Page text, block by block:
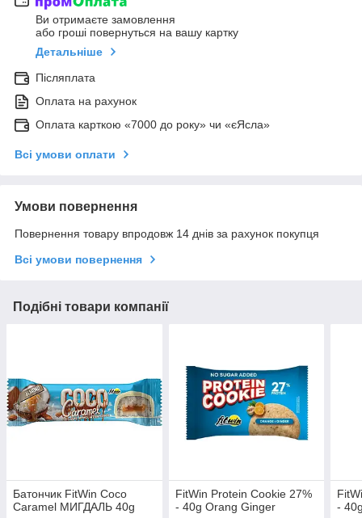
Ви отримаєте замовлення
або гроші повернуться на вашу картку
Детальніше
Післяплата
Оплата на рахунок
Оплата карткою «7000 до року» чи «єЯсла»
Всі умови оплати
Умови повернення
Повернення товару впродовж 14 днів за рахунок покупця
Всі умови повернення
Подібні товари компанії
Батончик FitWin Coco
Caramel МИГДАЛЬ 40g
FitWin Protein Cookie 27%
- 40g Orang Ginger
-